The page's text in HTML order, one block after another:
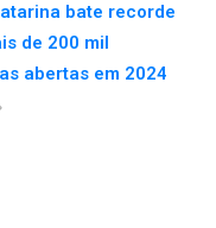
bate recorde
de 200 mil
abertas em 2024